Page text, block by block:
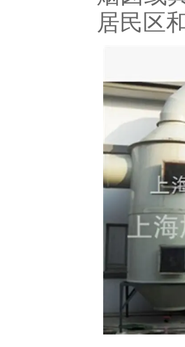
居民区